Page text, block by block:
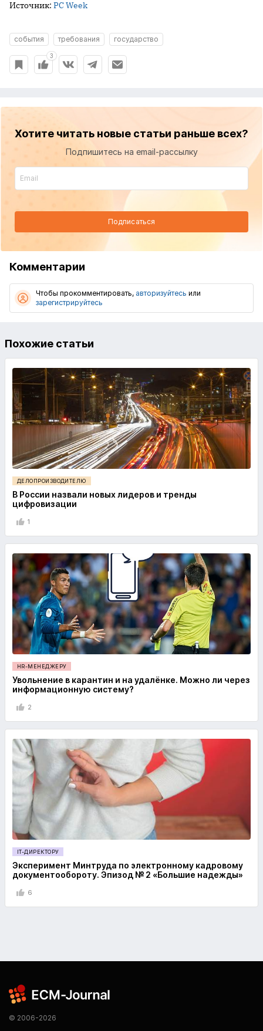
Источник: PC Week
события требования государство
3
Хотите читать новые статьи раньше всех?
Подпишитесь на email-рассылку
Подписаться
Комментарии
Чтобы прокомментировать, авторизуйтесь или
зарегистрируйтесь
Похожие статьи
ДЕЛОПРОИЗВОДИТЕЛЮ
В России назвали новых лидеров и тренды
цифровизации
1
HR-МЕНЕДЖЕРУ
Увольнение в карантин и на удалёнке. Можно ли через
информационную систему?
2
IT-ДИРЕКТОРУ
Эксперимент Минтруда по электронному кадровому
документообороту. Эпизод № 2 «Большие надежды»
6
© 2006-2026